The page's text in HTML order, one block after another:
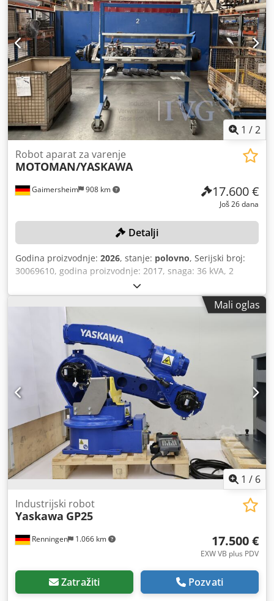
Dodpfx Aszqzdcecpeck
1 /2
Gaimersheim 908 km
Robot aparat za varenje
MOTOMAN/YASKAWA
17.600 €
Još 26 dana
Detalji
Godina proizvodnje: 2026, stanje: polovno, Serijski broj:
30069610, godina proizvodnje: 2017, snaga: 36 kVA, 2
robotska stanica za zavarivanje YASKAWA, svaka sa
kontrolnom jedinicom DX200, serijski broj: 17170585,
godina proizvodnje: 2017, serijski broj: 202289, godina
proizvodnje: 2020, MIG/MAG glava za zavarivanje,
automatsko dovođenje žice, zamenjiva paleta sa rotacionim
uređajem, zavesa, sa plastičnim umetkom, rešetkasta
zaštita, sistem svetlosnih barijera SICK, centralna kontrola
SIEMENS SIMATIC HMI, dodirni panel, SKS Q80 sistem za
nadzor zavarivanja. Dcsdpfozqzdpsx Acpjk
Mali oglas
1 / 6
Renningen 1.066 km
Industrijski robot
Yaskawa GP25
17.500 €
EXW VB plus PDV
Zatražiti Pozvati